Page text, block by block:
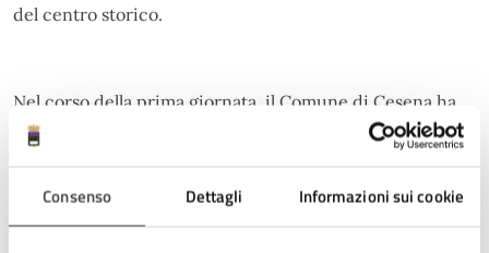
Consenso Dettagli Informazioni sui cookie
del centro storico.
Nel corso della prima giornata, il Comune di Cesena ha
partecipato alla tavola rotonda sulle azioni per rendere il
centro città più attrattivo, contribuendo al dibattito su
coinvolgimento attivo della cittadinanza. “Un momento
per noi significativo – prosegue l’Assessora Mazzoni – ha